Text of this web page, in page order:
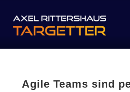
Agile Teams sind